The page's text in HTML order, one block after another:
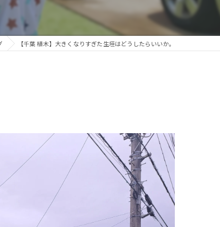
リフォーム
【千葉 植木】大きくなりすぎた生垣はどうしたらいいか。